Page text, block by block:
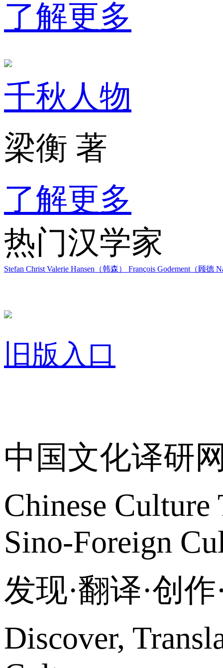
了解更多
千秋人物
梁衡 著
了解更多
热门汉学家
Stefan Christ Valerie Hansen（韩森） François Godement（顾德
旧版入口
中国文化译研
Chinese
Sino-Foreign
发现·翻译·创
Discover,